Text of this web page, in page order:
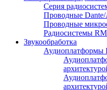
Серия
Проводные
Проводные
Радиосистемы
Звукообработка
Аудиоплатформы